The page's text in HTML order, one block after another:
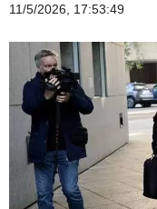
11/5/2026, 17:53:49